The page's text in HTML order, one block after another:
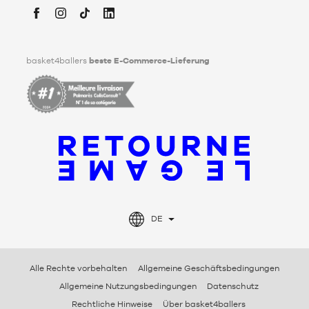
Tod festlegen kann. Um mehr darüber zu erfahren,
bitte hier
DE
basket4ballers beste E-Commerce-Lieferung
Alle Rechte vorbehalten
Allgemeine Geschäftsbedingungen
Allgemeine Nutzungsbedingungen
Datenschutz
Rechtliche Hinweise
Über basket4ballers